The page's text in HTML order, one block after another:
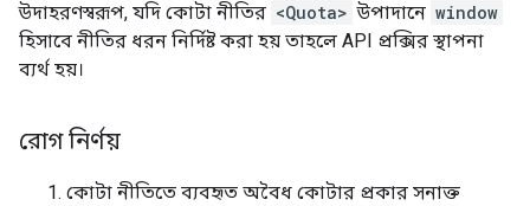
উদাহরণস্বরূপ, যদি কোটা নীতির <Quota> উপাদানে window
হিসাবে নীতির ধরন নির্দিষ্ট করা হয় তাহলে API প্রক্সির স্থাপনা
ব্যর্থ হয়।
রোগ নির্ণয়
কোটা নীতিতে ব্যবহৃত অবৈধ কোটার প্রকার সনাক্ত